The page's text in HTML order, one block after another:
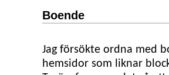
Boende
Jag försökte ordna med
hemsidor som liknar